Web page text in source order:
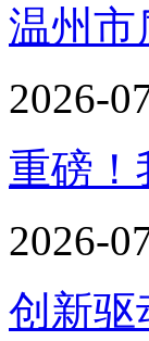
温州市
2026-
重磅！
2026-
创新驱